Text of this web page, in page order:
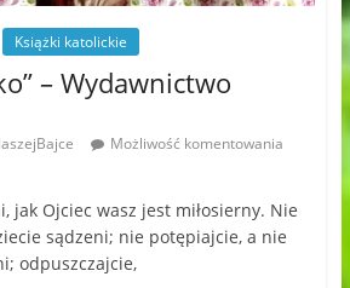
Książki katolickie
– Wydawnictwo
Możliwość komentowania
jak Ojciec wasz jest miłosierny. Nie
sądzeni; nie potępiajcie, a nie
odpuszczajcie,